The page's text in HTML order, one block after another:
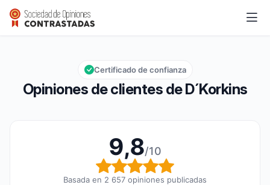
D´Korkins
Calificación global: 9,8 de 10
9,8/10
Opiniones de clientes de D´Korkins
Certificado de confianza
9,8/10
Calificación global: 9,8
Basada en 2 657 opiniones publicadas